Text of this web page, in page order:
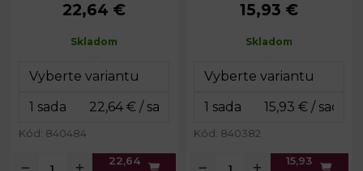
Rozmery:
18,5 x 29 x
Rozmery
19 x 32 x 4
22,64 €
Skladom
Kód: 840484
22,64
Rozmery
22 x 34 x 5
15,93 €
Skladom
Kód: 840382
15,93